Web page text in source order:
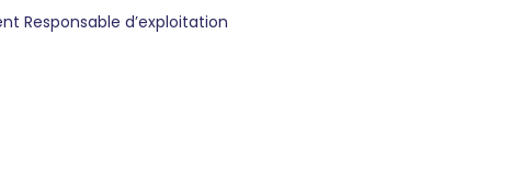
Responsable d’exploitation